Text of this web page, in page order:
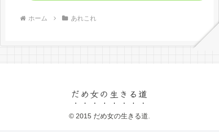
ホーム あれこれ
だめ女の生きる道
© 2015 だめ女の生きる道.